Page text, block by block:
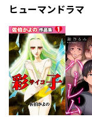
ヒューマンドラマ